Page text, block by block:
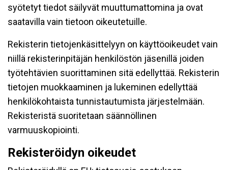
syötetyt tiedot säilyvät muuttumattomina ja ovat
saatavilla vain tietoon oikeutetuille.
Rekisterin tietojenkäsittelyyn on käyttöoikeudet vain
niillä rekisterinpitäjän henkilöstön jäsenillä joiden
työtehtävien suorittaminen sitä edellyttää. Rekisterin
tietojen muokkaaminen ja lukeminen edellyttää
henkilökohtaista tunnistautumista järjestelmään.
Rekisteristä suoritetaan säännöllinen
varmuuskopiointi.
Rekisteröidyn oikeudet